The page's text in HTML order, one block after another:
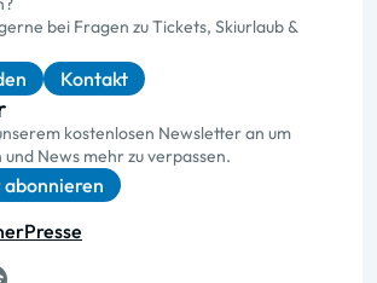
bei Fragen zu Tickets, Skiurlaub &
Kontakt
kostenlosen Newsletter an um
News mehr zu verpassen.
Presse